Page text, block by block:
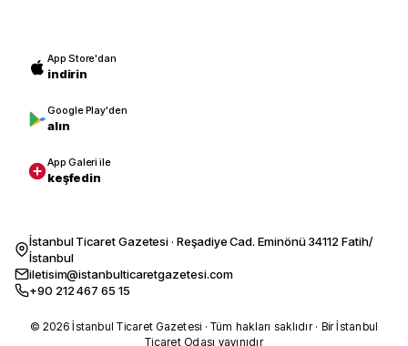
App Store'dan
indirin
Google Play'den
alın
App Galeri ile
keşfedin
İstanbul Ticaret Gazetesi · Reşadiye Cad. Eminönü 34112 Fatih/
İstanbul
iletisim@istanbulticaretgazetesi.com
+90 212 467 65 15
© 2026 İstanbul Ticaret Gazetesi · Tüm hakları saklıdır · Bir İstanbul
Ticaret Odası yayınıdır